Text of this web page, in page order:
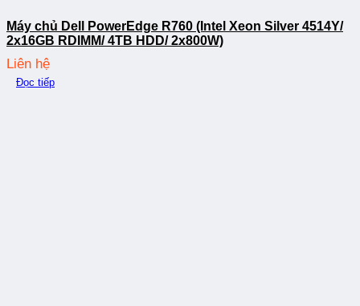
Máy chủ Dell PowerEdge R760 (Intel Xeon Silver 4514Y/
2x16GB RDIMM/ 4TB HDD/ 2x800W)
Liên hệ
Đọc tiếp